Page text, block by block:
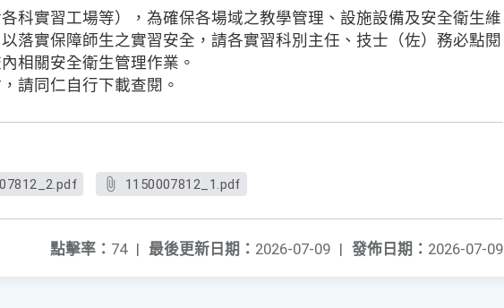
科實習工場等），為確保各場域之教學管理、設施設備及安全衛生維
落實保障師生之實習安全，請各實習科別主任、技士（佐）務必點閱
相關安全衛生管理作業。
請同仁自行下載查閱。
1150007812_1.pdf
發佈日期： 2026-07-09
最後更新日期： 2026-07-09 |
點擊率： 74 |